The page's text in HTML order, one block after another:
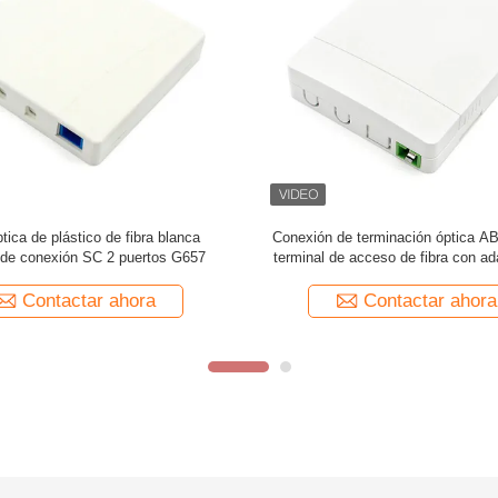
de cable de fibra óptica blanca
óptica de pared 4 núcleos OEM
Contactar ahora
2 núcleos 4 núcleos de fibra óptica
conexión ABS plástico para
Contactar ahora